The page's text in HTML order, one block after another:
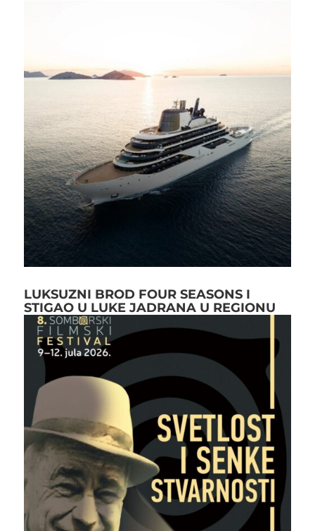
LUKSUZNI BROD FOUR SEASONS I
STIGAO U LUKE JADRANA U REGIONU